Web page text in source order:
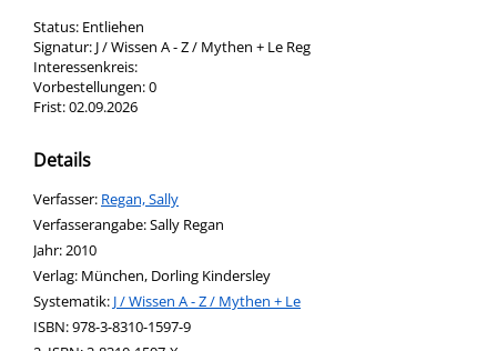
Status: Entliehen
Signatur: J / Wissen A - Z / Mythen + Le Reg
Interessenkreis:
Vorbestellungen:0
Frist:02.09.2026
Details
Verfasser: Suche nach diesem Verfasser
Regan, Sally
Verfasserangabe:Sally Regan
Jahr:2010
Verlag: München, Dorling Kindersley
opens in new tab
Diesen Link in neuem Tab öffnen
Systematik: Suche nach dieser Systematik
J / Wissen A - Z / Mythen + Le
Suche nach diesem Interessenskreis
ISBN:978-3-8310-1597-9